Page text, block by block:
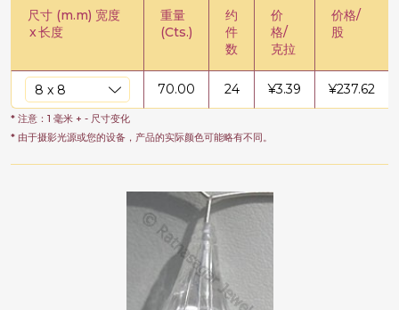
尺寸 (m.m) 宽度
x长度
重量
(Cts.)
约
件
数
价
格/
克拉
价格/
股
70.00 24 ¥3.39 ¥237.62
* 注意：1 毫米 + - 尺寸变化
* 由于摄影光源或您的设备，产品的实际颜色可能略有不同。